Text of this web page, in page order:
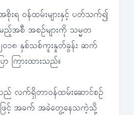
စိုးရ ဝန်ထမ်းများနှင့် ပတ်သက်၍
မည့်အစီ အစဉ်များကို သမ္မတ
၀၁၈ နှစ်သစ်ကူးနှုတ်ခွန်း ဆက်
ကြားထားသည်။
သည် လက်ရှိတာဝန်ထမ်းဆောင်စဉ်
ဖြင့် အခက် အခဲတွေ့နေသကဲ့သို့